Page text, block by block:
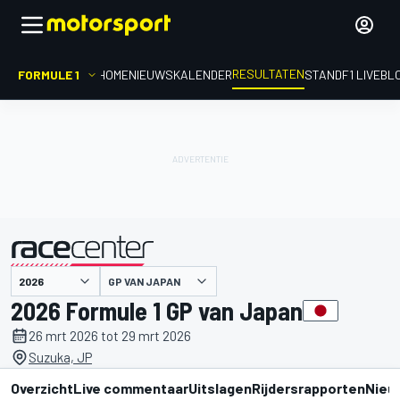
FORMULE 1 HOMENIEUWSKALENDERRESULTATENSTANDF1
gepresenteerd door GP VAN JAPAN
2026 Formule 1 GP van Japan
26 mrt 2026 tot 29 mrt 2026
Suzuka, JP
OverzichtLive commentaarUitslagenRijdersrapporten